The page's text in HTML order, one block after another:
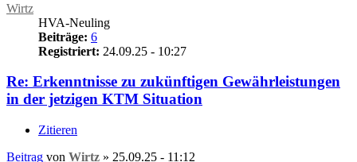
Wirtz
HVA-Neuling
Beiträge: 6
Registriert: 24.09.25 - 10:27
Re: Erkenntnisse zu zukünftigen Gewährleistungen
in der jetzigen KTM Situation
Zitieren
Beitrag von Wirtz » 25.09.25 - 11:12